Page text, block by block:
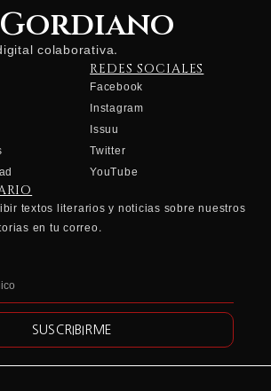
colaborativa.
REDES SOCIALES
Facebook
Instagram
Issuu
Twitter
YouTube
textos literarios y noticias sobre nuestros
en tu correo.
SUSCRIBIRME